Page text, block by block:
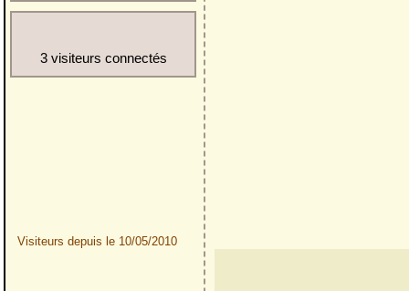
3 visiteurs connectés
Visiteurs depuis le 10/05/2010